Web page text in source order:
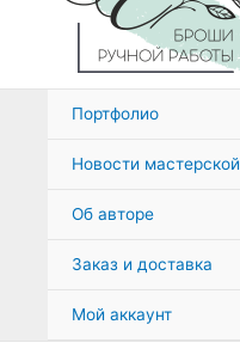
Портфолио
Новости мастерской
Об авторе
Заказ и доставка
Мой аккаунт